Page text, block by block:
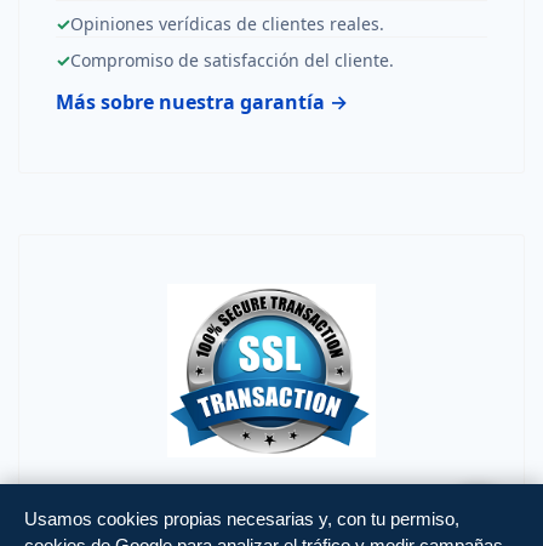
✓Opiniones verídicas de clientes reales.
✓Compromiso de satisfacción del cliente.
Más sobre nuestra garantía →
Usamos cookies propias necesarias y, con tu permiso,